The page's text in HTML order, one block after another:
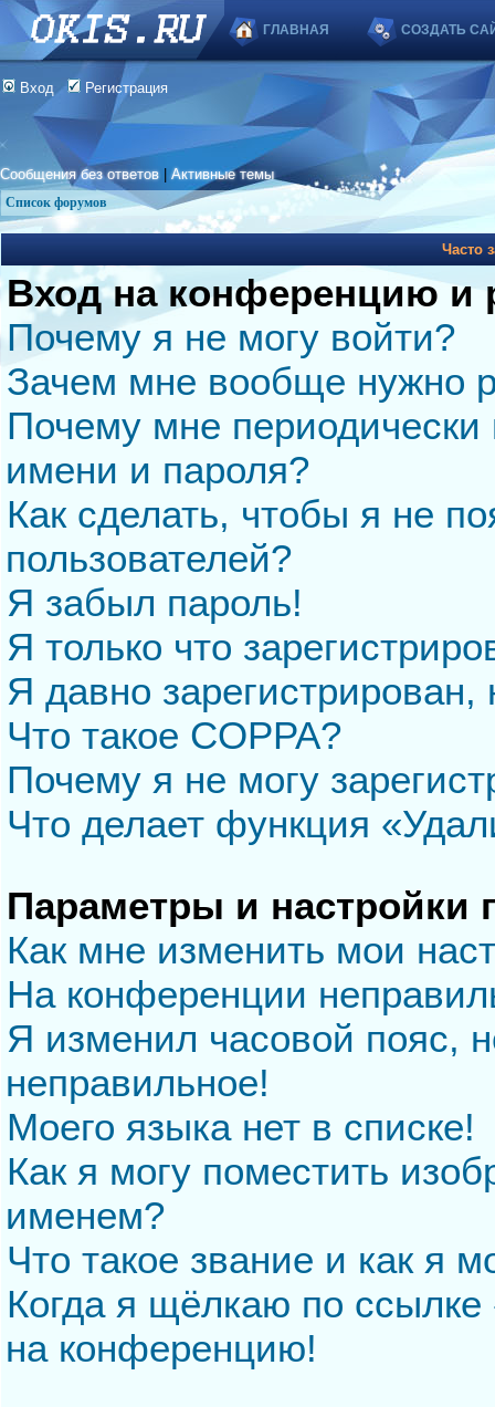
ГЛАВНАЯ СОЗДАТЬ
Вход Регистрация
Сообщения без ответов |Активные темы
Список форумов
Часто
Вход на конференцию и
Почему я не могу войти?
Зачем мне вообще нужно
Почему мне периодически
имени и пароля?
Как сделать, чтобы я не
пользователей?
Я забыл пароль!
Я только что
Я давно
Что такое COPPA?
Почему я не могу
Что делает функция
Параметры и настройки
Как мне изменить мои
На конференции
Я изменил часовой пояс,
неправильное!
Моего языка нет в списке!
Как я могу поместить
именем?
Что такое звание и как я
Когда я щёлкаю по
на конференцию!